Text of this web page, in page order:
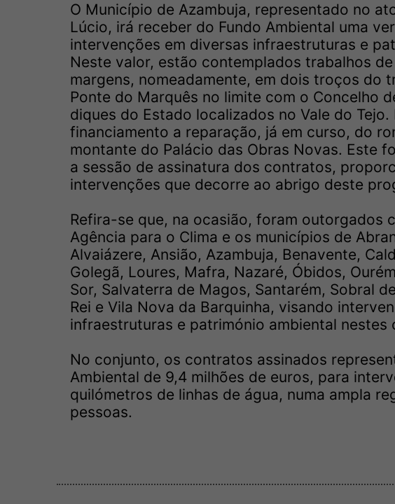
O Município de Azambuja, representado no
Lúcio, irá receber do Fundo Ambiental uma
intervenções em diversas infraestruturas e
Neste valor, estão contemplados trabalhos
margens, nomeadamente, em dois troços do
Ponte do Marquês no limite com o Concelho
diques do Estado localizados no Vale do
financiamento a reparação, já em curso, do
montante do Palácio das Obras Novas. Este
a sessão de assinatura dos contratos,
intervenções que decorre ao abrigo deste
Refira-se que, na ocasião, foram outorgados
Agência para o Clima e os municípios de
Alvaiázere, Ansião, Azambuja, Benavente,
Golegã, Loures, Mafra, Nazaré, Óbidos,
Sor, Salvaterra de Magos, Santarém, Sobral
Rei e Vila Nova da Barquinha, visando
infraestruturas e património ambiental nestes
No conjunto, os contratos assinados
Ambiental de 9,4 milhões de euros, para
quilómetros de linhas de água, numa ampla
pessoas.